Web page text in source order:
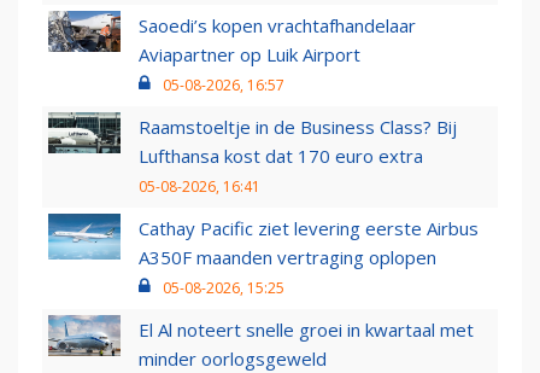
Saoedi’s kopen vrachtafhandelaar
Aviapartner op Luik Airport
05-08-2026, 16:57
Raamstoeltje in de Business Class? Bij
Lufthansa kost dat 170 euro extra
05-08-2026, 16:41
Cathay Pacific ziet levering eerste Airbus
A350F maanden vertraging oplopen
05-08-2026, 15:25
El Al noteert snelle groei in kwartaal met
minder oorlogsgeweld